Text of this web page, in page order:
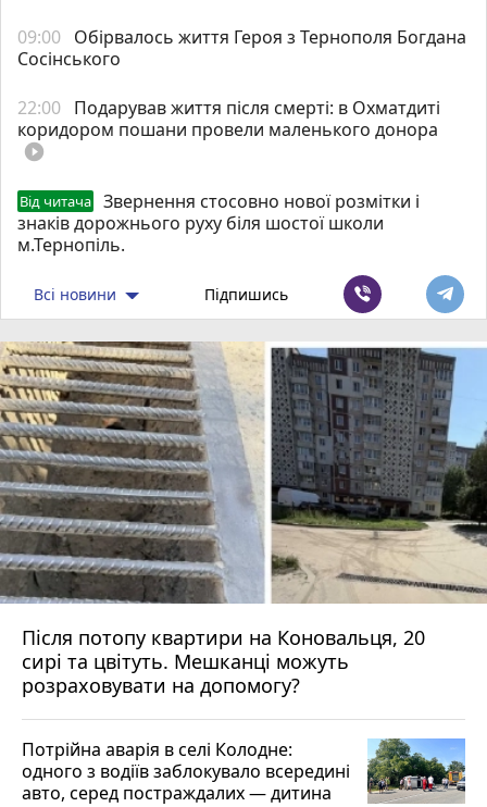
09:00 Обірвалось життя Героя з Тернополя Богдана
Сосінського
22:00 Подарував життя після смерті: в Охматдиті
коридором пошани провели маленького донора
play_circle_filled
Від читача
Звернення стосовно нової розмітки і
знаків дорожнього руху біля шостої школи
м.Тернопіль.
Всі новини Підпишись
Після потопу квартири на Коновальця, 20
сирі та цвітуть. Мешканці можуть
розраховувати на допомогу?
Потрійна аварія в селі Колодне:
одного з водіїв заблокувало всередині
авто, серед постраждалих — дитина